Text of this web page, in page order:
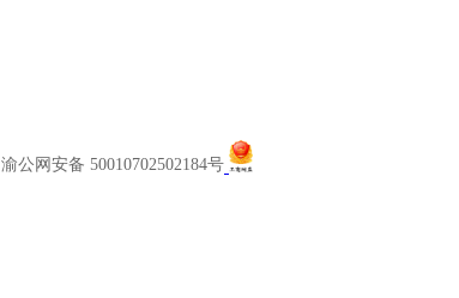
渝公网安备 50010702502184号